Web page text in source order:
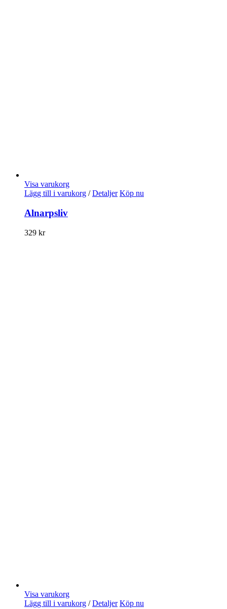
Visa varukorg
Lägg till i varukorg / Detaljer Köp nu
Alnarpsliv
329 kr
Visa varukorg
Lägg till i varukorg / Detaljer Köp nu